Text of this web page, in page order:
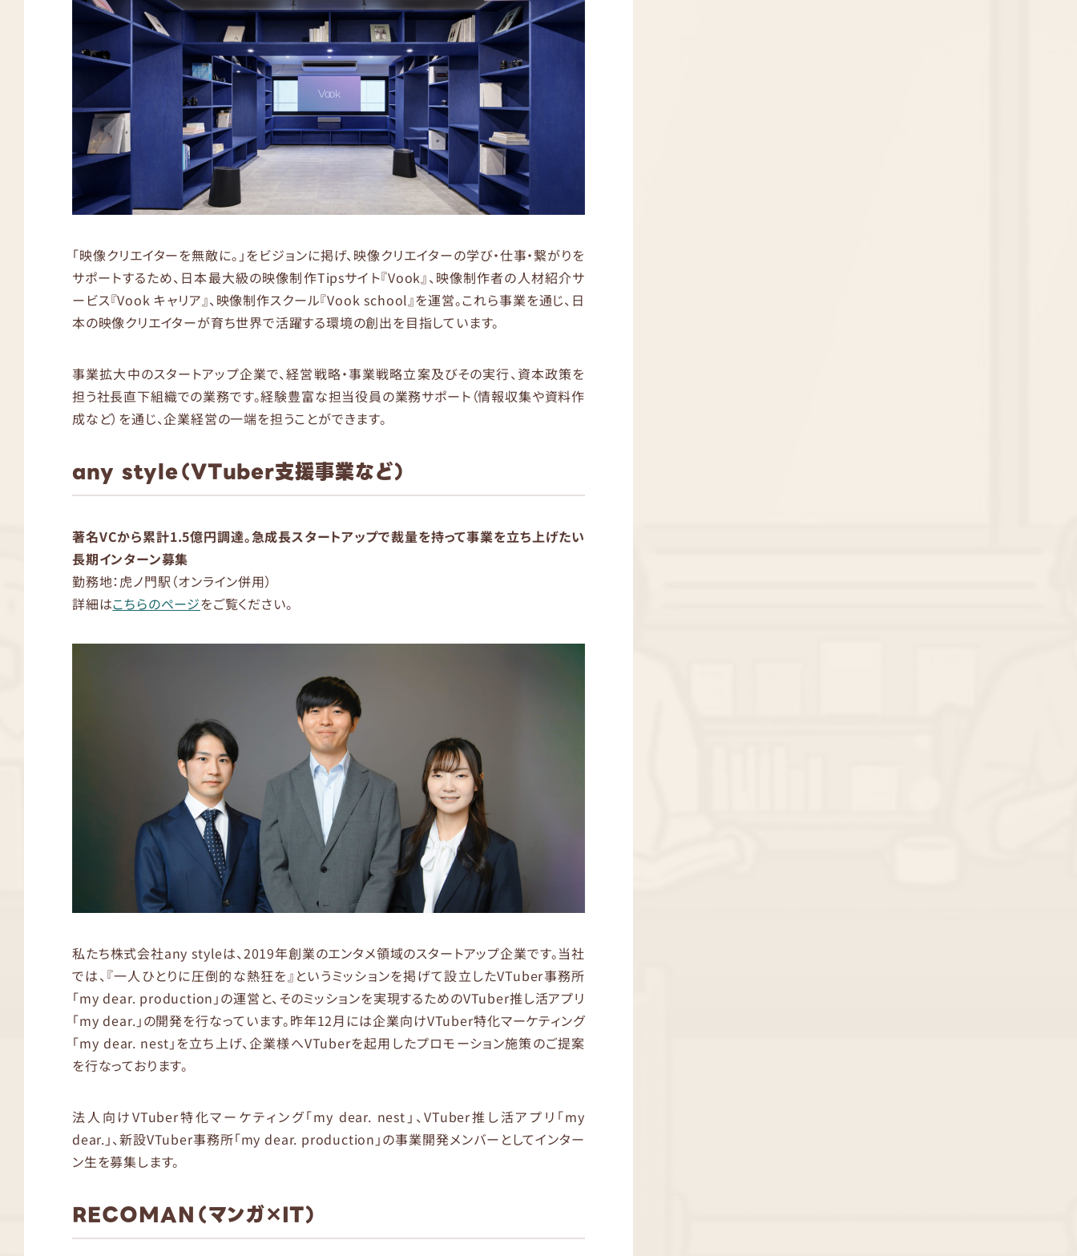
「映像クリエイターを無敵に。」をビジョンに掲げ、映像クリエイターの学び・仕事・繋がりを
サポートするため、日本最大級の映像制作Tipsサイト『Vook』、映像制作者の人材紹介サ
ービス『Vook キャリア』、映像制作スクール『Vook school』を運営。これら事業を通じ、日
本の映像クリエイターが育ち世界で活躍する環境の創出を目指しています。
事業拡大中のスタートアップ企業で、経営戦略・事業戦略立案及びその実行、資本政策を
担う社長直下組織での業務です。経験豊富な担当役員の業務サポート（情報収集や資料作
成など）を通じ、企業経営の一端を担うことができます。
any style（VTuber支援事業など）
著名VCから累計1.5億円調達。急成長スタートアップで裁量を持って事業を立ち上げたい
長期インターン募集
勤務地：虎ノ門駅（オンライン併用）
詳細はこちらのページをご覧ください。
私たち株式会社any styleは、2019年創業のエンタメ領域のスタートアップ企業です。当社
では、『一人ひとりに圧倒的な熱狂を』というミッションを掲げて設立したVTuber事務所
「my dear. production」の運営と、そのミッションを実現するためのVTuber推し活アプリ
「my dear.」の開発を行なっています。昨年12月には企業向けVTuber特化マーケティング
「my dear. nest」を立ち上げ、企業様へVTuberを起用したプロモーション施策のご提案
を行なっております。
法人向けVTuber特化マーケティング「my dear. nest」、VTuber推し活アプリ「my
dear.」、新設VTuber事務所「my dear. production」の事業開発メンバーとしてインター
ン生を募集します。
RECOMAN（マンガ✕IT）